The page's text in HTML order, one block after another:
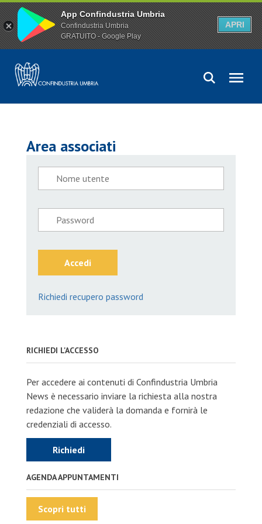
Area associati
Accedi
Richiedi recupero password
RICHIEDI L'ACCESSO
Per accedere ai contenuti di Confindustria Umbria
News è necessario inviare la richiesta alla nostra
redazione che validerà la domanda e fornirà le
credenziali di accesso.
Richiedi
AGENDA APPUNTAMENTI
Scopri tutti
App Confindustria Umbria
Confindustria Umbria
GRATUITO - Google Play
APRI